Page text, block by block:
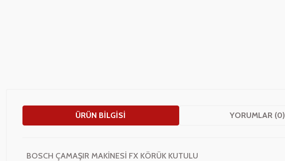
ÜRÜN BILGISI YORUMLAR (0)
BOSCH ÇAMAŞIR MAKİNESİ FX KÖRÜK KUTULU